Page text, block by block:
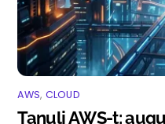
AWS, CLOUD
Tanulj AWS-t: